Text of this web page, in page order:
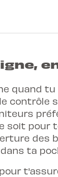
quand
contrôle
soit pour
des
ta